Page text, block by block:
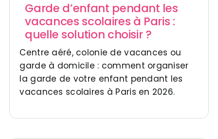
Garde d’enfant pendant les
vacances scolaires à Paris :
quelle solution choisir ?
Centre aéré, colonie de vacances ou
garde à domicile : comment organiser
la garde de votre enfant pendant les
vacances scolaires à Paris en 2026.